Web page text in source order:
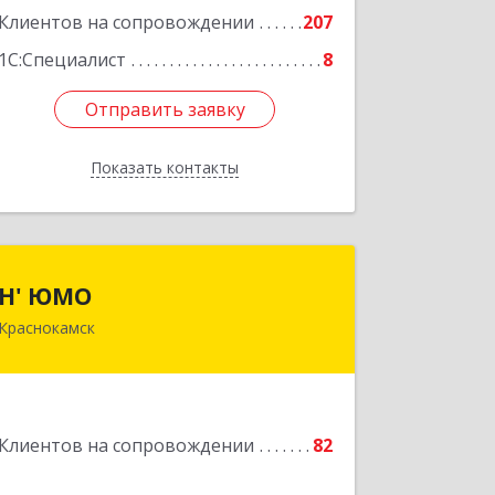
Клиентов на сопровождении
207
1С:Специалист
8
Отправить заявку
Показать контакты
Отправить заявку
Назад
Н' ЮМО
Краснокамск
Клиентов на сопровождении 82
Подробнее